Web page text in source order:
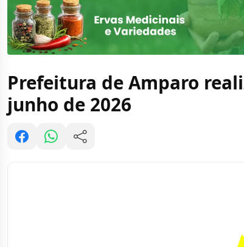
Prefeitura de Amparo
junho de 2026